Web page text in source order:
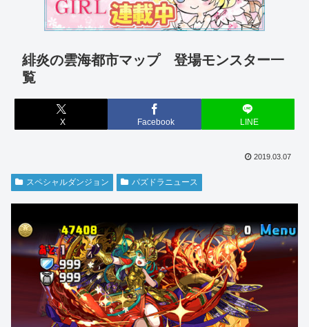
緋炎の雲海都市マップ 登場モンスター一
覧
X Facebook LINE
2019.03.07
スペシャルダンジョン パズドラニュース